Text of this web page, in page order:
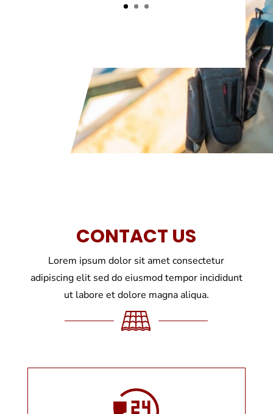
CONTACT US
Lorem ipsum dolor sit amet consectetur
adipiscing elit sed do eiusmod tempor incididunt
ut labore et dolore magna aliqua.